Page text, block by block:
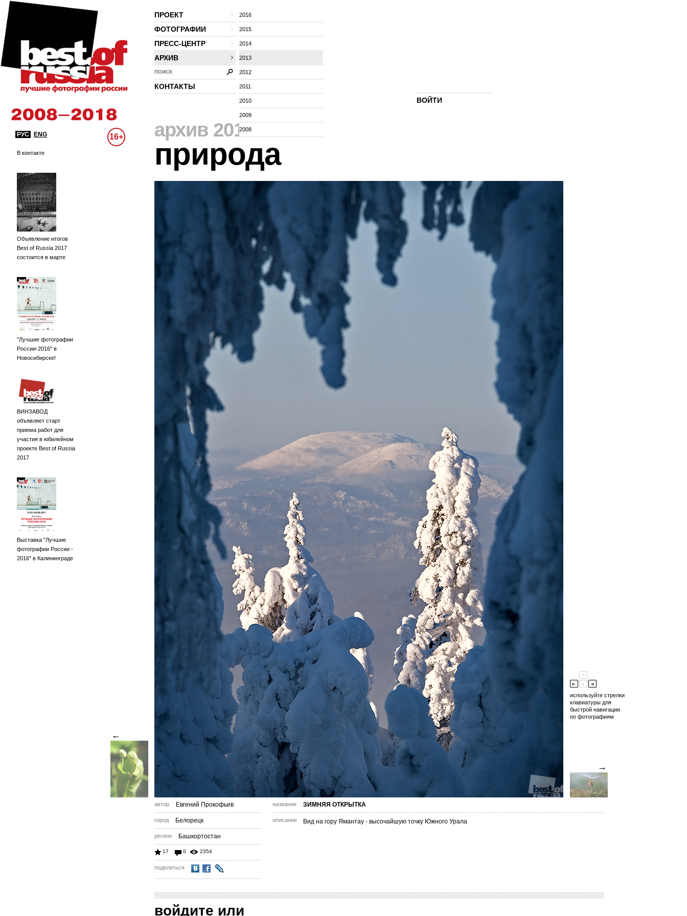
ПРОЕКТ
ФОТОГРАФИИ
ПРЕСС-ЦЕНТР
АРХИВ
2016
2015
2014
2013
2012
2011
2010
2009
2008
ПОИСК
КОНТАКТЫ
ВОЙТИ
РУС ENG 16+
В контакте
Объявление итогов
Best of Russia 2017
состоится в марте
"Лучшие фотографии
России-2016" в
Новосибирске!
ВИНЗАВОД
объявляет старт
приема работ для
участия в юбилейном
проекте Best of Russia
2017
Выставка "Лучшие
фотографии России -
2016" в Калининграде
архив 2013⁄
природа
←
→
используйте стрелки
клавиатуры для
быстрой навигации
по фотографиям
автор Евгений Прокофьев
город Белорецк
регион Башкортостан
17 0 2354
поделиться
название ЗИМНЯЯ ОТКРЫТКА
описание Вид на гору Ямантау - высочайшую точку Южного Урала
войдите или